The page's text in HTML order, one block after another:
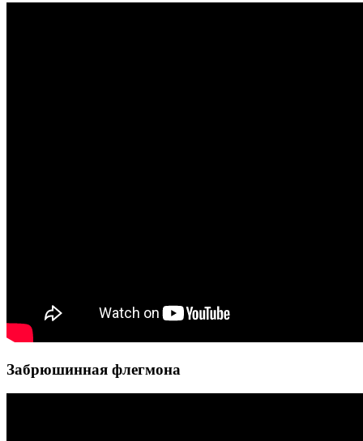
Забрюшинная флегмона